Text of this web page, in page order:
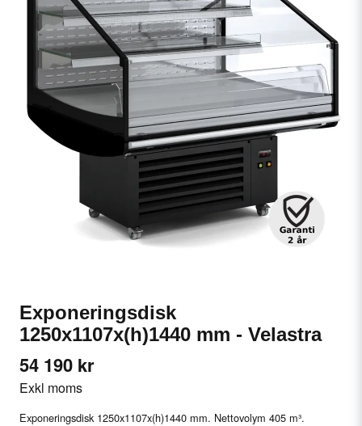
Exponeringsdisk
1250x1107x(h)1440 mm - Velastra
54 190 kr
Exkl moms
Exponeringsdisk 1250x1107x(h)1440 mm. Nettovolym 405 m³.